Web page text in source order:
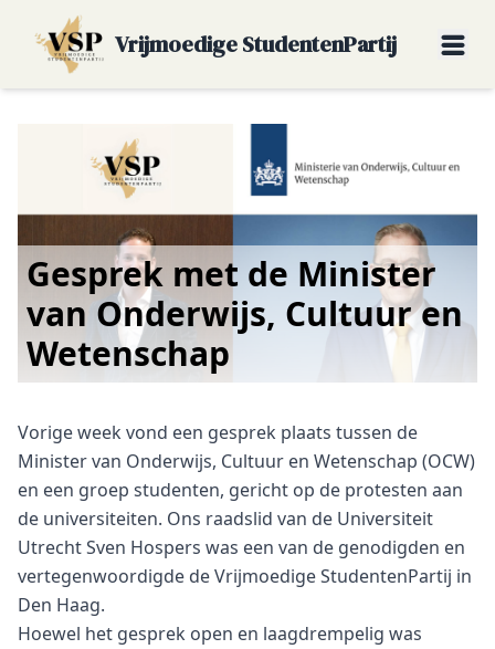
Vrijmoedige StudentenPartij
Gesprek met de Minister
van Onderwijs, Cultuur en
Wetenschap
Vorige week vond een gesprek plaats tussen de
Minister van Onderwijs, Cultuur en Wetenschap (OCW)
en een groep studenten, gericht op de protesten aan
de universiteiten. Ons raadslid van de Universiteit
Utrecht Sven Hospers was een van de genodigden en
vertegenwoordigde de Vrijmoedige StudentenPartij in
Den Haag.
Hoewel het gesprek open en laagdrempelig was